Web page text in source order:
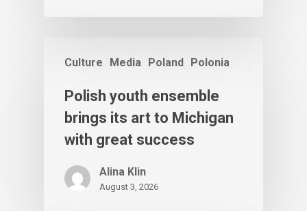
Culture Media Poland Polonia
Polish youth ensemble
brings its art to Michigan
with great success
Alina Klin
August 3, 2026